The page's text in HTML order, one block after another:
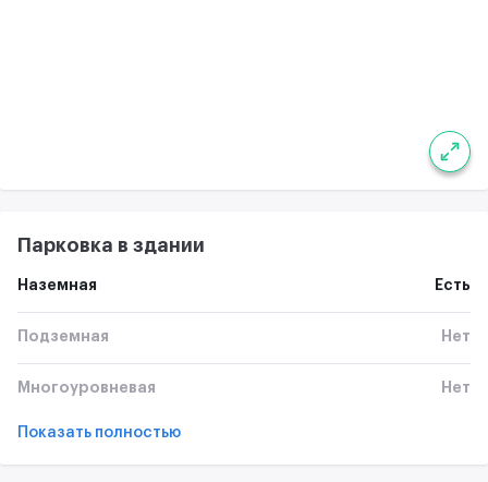
Парковка в здании
Наземная Есть
Подземная Нет
Многоуровневая Нет
Показать полностью